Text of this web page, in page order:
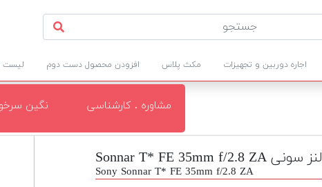
اجاره دوربین و تجهیزات مکث پلاس افزودن محصول دست دوم لیست
مشاوره . کارشناسی نگین
لنز سونی Sonnar T* FE 35mm f/2.8 ZA
Sony Sonnar T* FE 35mm f/2.8 ZA